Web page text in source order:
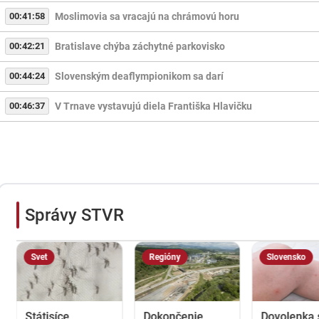
00:41:58 Moslimovia sa vracajú na chrámovú horu
00:42:21 Bratislave chýba záchytné parkovisko
00:44:24 Slovenským deaflympionikom sa darí
00:46:37 V Trnave vystavujú diela Františka Hlavičku
Správy STVR
Svet Regióny Slovensko